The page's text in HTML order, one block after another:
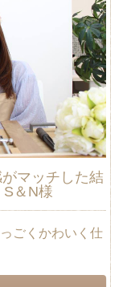
マッチした結
＆N様
ごくかわいく仕